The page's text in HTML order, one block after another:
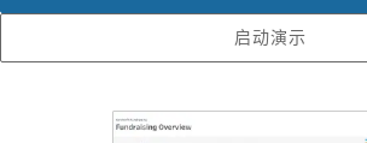
启动演示